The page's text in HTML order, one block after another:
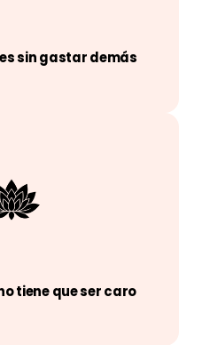
sin gastar demás
tiene que ser caro